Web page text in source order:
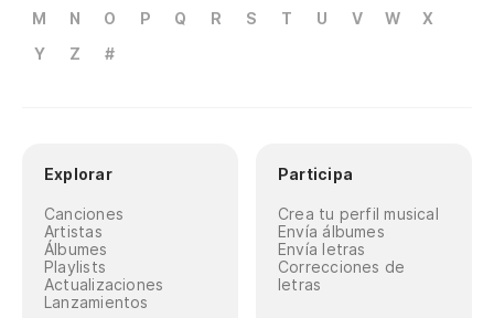
M
N O P Q R S T U V W
X
Y
Z #
Explorar
Canciones
Artistas
Álbumes
Playlists
Actualizaciones
Lanzamientos
Participa
Crea tu perfil musical
Envía álbumes
Envía letras
Correcciones de
letras